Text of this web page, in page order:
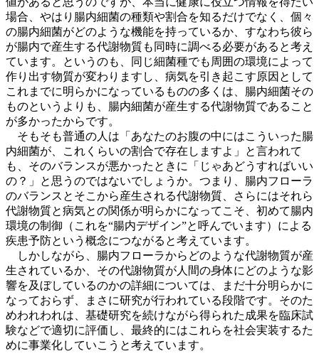
場合、やはり腸内細菌の種類や割合を知るだけでなく、個々
の腸内細菌がどのような機能を持っているか、すなわち彼ら
が腸内で産生する代謝物質も同時に調べる必要があると考え
ています。というのも、同じ細菌種でも周囲の環境によって
作り出す物質が変わりますし、病気を引き起こす原因として
これまでに明らかになっているものの多くは、腸内細菌その
ものというよりも、腸内細菌が産生する代謝物質であること
が多かったからです。
そもそも普通の人は「あなたのお腹の中にはこういった腸
内細菌が、これくらいの割合で存在しますよ」と言われて
も、そのバランスが悪かったときに「じゃあどうすればいい
の？」と思うのではないでしょうか。つまり、腸内フローラ
のバランスとそこから産生される代謝物質、さらにはそれら
代謝物質と病気との関係が明らかになってこそ、初めて腸内
環境の制御（これを“腸内デザイン”と呼んでいます）による
疾患予防という概念につながると考えています。
しかしながら、腸内フローラからどのような代謝物質が産
生されているか、その代謝物質が人間の身体にどのような影
響を及ぼしているのかの詳細については、まだ十分明らかに
なっておらず、まさに研究が行われている段階です。そのた
めわれわれは、基礎研究を続けながら得られた成果を臨床試
験などで適切に評価し、最終的にはこれらを社会実装するた
めに事業化していこうと考えています。